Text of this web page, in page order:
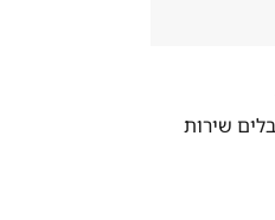
שירות